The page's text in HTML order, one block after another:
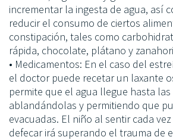
incrementar la ingesta de agua, así
reducir el consumo de ciertos
constipación, tales como
rápida, chocolate, plátano y
• Medicamentos: En el caso del
el doctor puede recetar un laxante
permite que el agua llegue hasta las
ablandándolas y permitiendo que
evacuadas. El niño al sentir cada
defecar irá superando el trauma de